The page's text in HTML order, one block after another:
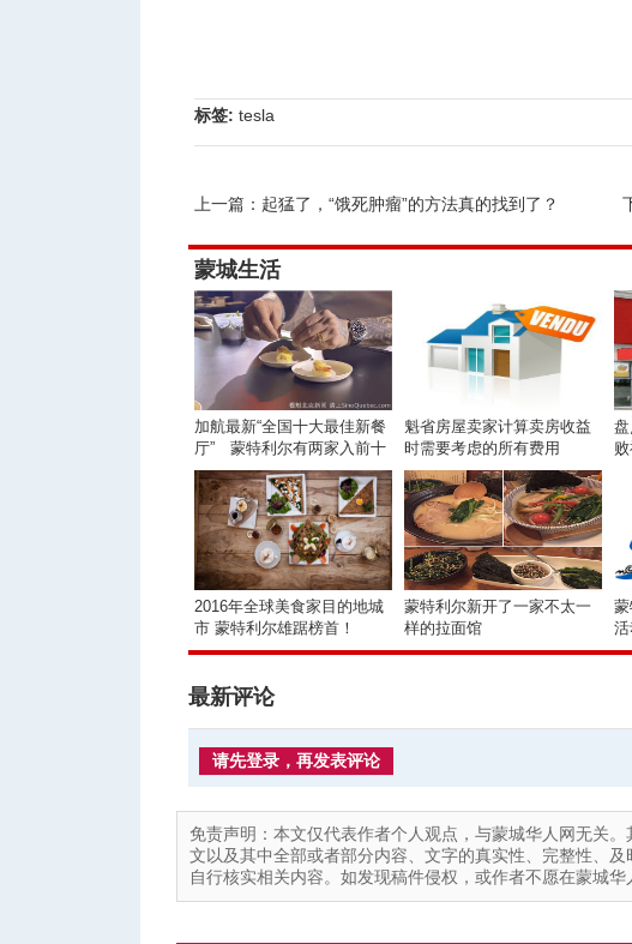
标签: tesla
上一篇： 起猛了，“饿死肿瘤”的方法真的找到了？
蒙城生活
加航最新“全国十大最佳新餐
厅” 蒙特利尔有两家入前十
魁省房屋卖家计算卖房收益
时需要考虑的所有费用
2016年全球美食家目的地城
市 蒙特利尔雄踞榜首！
蒙特利尔新开了一家不太一
样的拉面馆
活
最新评论
请先登录，再发表评论
免责声明：本文仅代表作者个人观点，与蒙城华人网无关
文以及其中全部或者部分内容、文字的真实性、完整性、
自行核实相关内容。如发现稿件侵权，或作者不愿在蒙城